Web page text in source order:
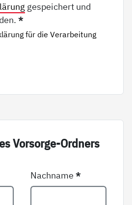
gespeichert und
*
für die Verarbeitung
Vor­sor­ge-Ord­ners
Nachname*